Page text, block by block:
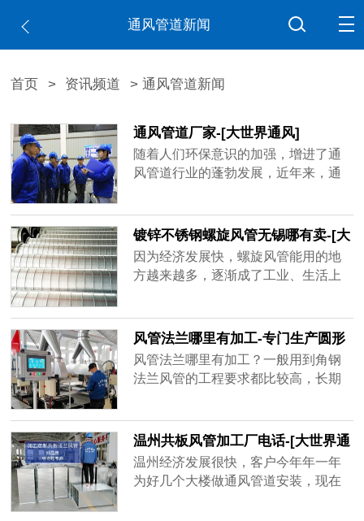
通风管道新闻
首页 > 资讯频道 > 通风管道新闻
通风管道厂家-[大世界通风]
随着人们环保意识的加强，增进了通
风管道行业的蓬勃发展，近年来，通
家偷工减料已成常态，比如客户要求
用1mm的板材做，实际到手可能是0.6
厚、0.8厚，看似价格实惠，在实际使
用过程中容易出现状况，运送带粉尘
技术不......
镀锌不锈钢螺旋风管无锡哪有卖-[大
世界]
因为经济发展快，螺旋风管能用的地
方越来越多，逐渐成了工业、生活上
厂家也跟着变多，但是质量可能比不
了品牌厂家，大世界通风作为行业内
品牌厂家，精益求精的品质顺应客户
对螺旋风管质量上的要求。
风管法兰哪里有加工-专门生产圆形
矩形风管法兰[大世界通风]
风管法兰哪里有加工？一般用到角钢
法兰风管的工程要求都比较高，长期
大的作用。
温州共板风管加工厂电话-[大世界通
风]
温州经济发展很快，客户今年年一年
为好几个大楼做通风管道安装，现在